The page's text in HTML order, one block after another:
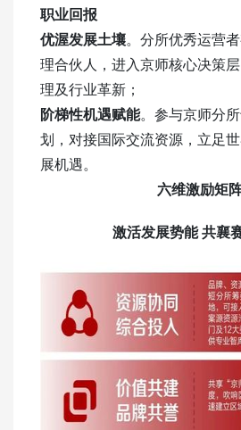
职业回报
优渥发展土壤。分所优秀运营
理合伙人，进入京师核心决策
理及行业革新；
阶梯性机遇赋能。参与京师分
划，对接国际交流资源，立足
展机遇。
六维激励矩
激活发展势能共襄